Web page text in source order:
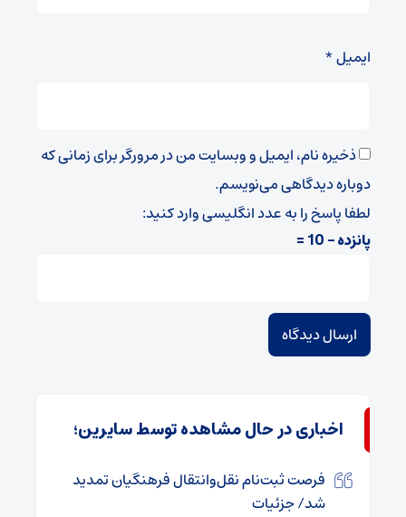
ایمیل*
ذخیره نام، ایمیل و وبسایت من در مرورگر برای زمانی که
دوباره دیدگاهی می‌نویسم.
لطفا پاسخ را به عدد انگلیسی وارد کنید:
پانزده − 10 =
اخباری در حال مشاهده توسط سایرین؛
فرصت ثبت‌نام نقل‌وانتقال فرهنگیان تمدید
شد/ جزئیات